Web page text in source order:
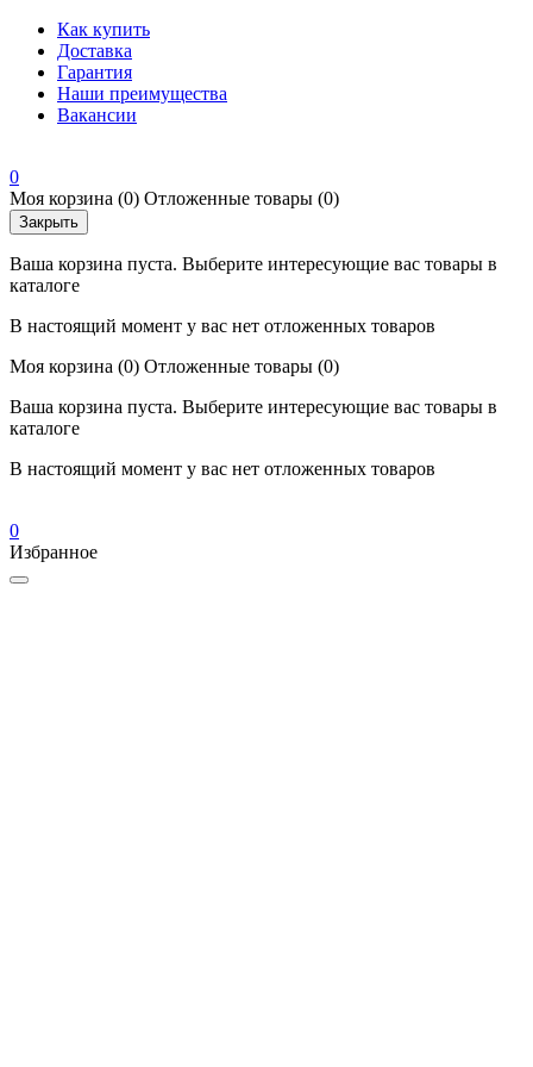
Как купить
Доставка
Гарантия
Наши преимущества
Вакансии
0
Моя корзина (0) Отложенные товары (0)
Закрыть
Ваша корзина пуста. Выберите интересующие вас товары в
каталоге
В настоящий момент у вас нет отложенных товаров
Моя корзина (0) Отложенные товары (0)
Ваша корзина пуста. Выберите интересующие вас товары в
каталоге
В настоящий момент у вас нет отложенных товаров
0
Избранное